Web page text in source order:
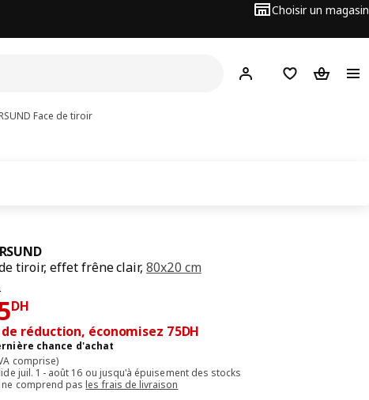
Choisir un magasin
Hej ! Connectez-vous
FavorisPanier
Face de tiroir
tiroir, effet frêne clair,80x20 cm
250DH
DH
de réduction, économisez 75DH
chance d'achat
comprise)
juil. 1 - août 16 ou jusqu'à épuisement des stocks
ne comprend pasles frais de livraison